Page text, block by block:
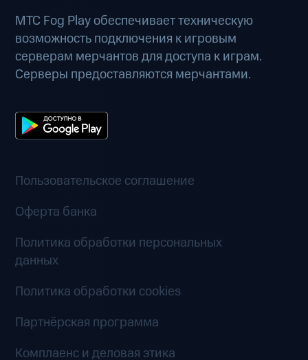
МТС Fog Play обеспечивает техническую
возможность подключения к игровым
серверам мерчантов для доступа к играм.
Серверы предоставляются мерчантами.
Пользовательское соглашение
Оферта банка
Политика обработки персональных
данных
Политика обработки cookies
Партнёрская программа
Комплаенс и деловая этика